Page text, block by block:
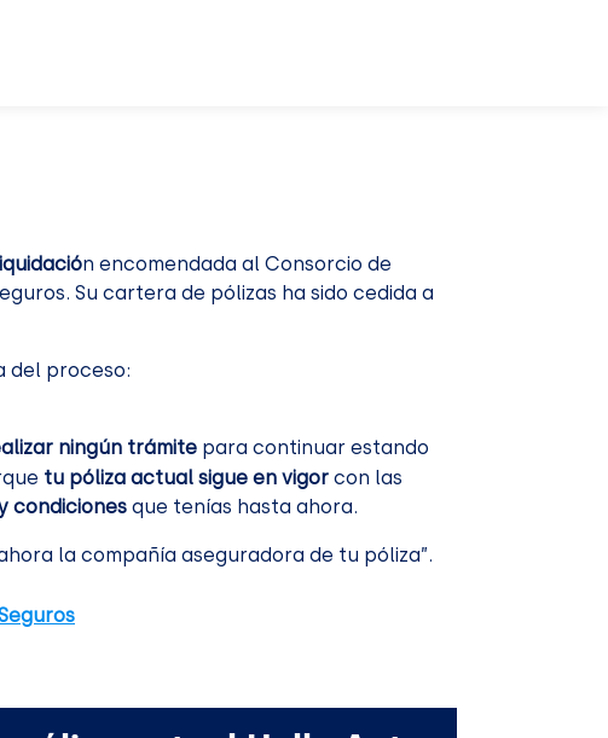
n encomendada al Consorcio de
Su cartera de pólizas ha sido cedida a
del proceso:
ningún trámite para continuar estando
tu póliza actual sigue en vigor con las
condiciones que tenías hasta ahora.
la compañía aseguradora de tu póliza”.